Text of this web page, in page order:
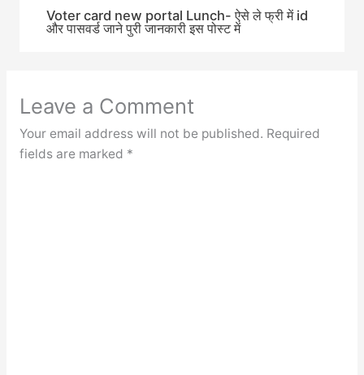
Voter card new portal Lunch- ऐसे ले फ्री में id
और पासवर्ड जाने पुरी जानकारी इस पोस्ट में
Leave a Comment
Your email address will not be published. Required
fields are marked *